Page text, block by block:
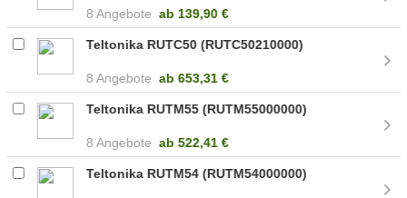
8 Angebote ab 139,90 €
Teltonika RUTC50 (RUTC50210000)
8 Angebote ab 653,31 €
Teltonika RUTM55 (RUTM55000000)
8 Angebote ab 522,41 €
Teltonika RUTM54 (RUTM54000000)